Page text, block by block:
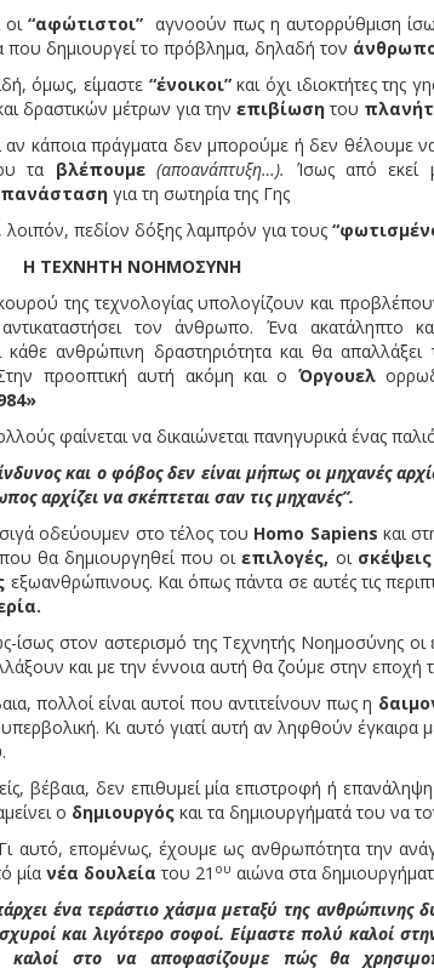
“αφώτιστοι” αγνοούν πως η αυτορρύθμιση
που δημιουργεί το πρόβλημα, δηλαδή τον
είμαστε “ένοικοι”και όχι ιδιοκτήτες της
δραστικών μέτρων για την επιβίωση του
πράγματα δεν μπορούμε ή δεν θέλουμε
τα βλέπουμε(αποανάπτυξη…). Ίσως από εκεί
για τη σωτηρία της Γης
πεδίον δόξης λαμπρόν για τους
ΝΟΗΜΟΣΥΝΗ
τεχνολογίας υπολογίζουν και
αντικαταστήσει τον άνθρωπο. Ένα ακατάληπτο
κάθε ανθρώπινη δραστηριότητα και θα
προοπτική αυτή ακόμη και ο Όργουελ
να δικαιώνεται πανηγυρικά ένας
και ο φόβος δεν είναι μήπως οι μηχανές
αρχίζει να σκέπτεται σαν τις μηχανές”.
οδεύουμεν στο τέλος του Homo Sapiens και
θα δημιουργηθεί που οιεπιλογές, οισκέψεις
εξωανθρώπινους. Και όπως πάντα σε αυτές τις
ίσως στον αστερισμό της Τεχνητής Νοημοσύνης οι
και με την έννοια αυτή θα ζούμε στην εποχή
είναι αυτοί που αντιτείνουν πως η
υπερβολική. Κι αυτό γιατί αυτή αν ληφθούν έγκαιρα
δεν επιθυμεί μία επιστροφή ή επανάληψη
ο δημιουργός και τα δημιουργήματά του να
έχουμε ως ανθρωπότητα την
μία νέα δουλεία του 21 ου αιώνα στα
ένα τεράστιο χάσμα μεταξύ της ανθρώπινης
και λιγότερο σοφοί. Είμαστε πολύ καλοί
καλοί στο να αποφασίζουμε πώς θα